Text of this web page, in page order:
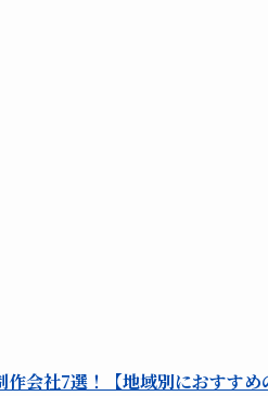
作会社7選！【地域別におすすめ